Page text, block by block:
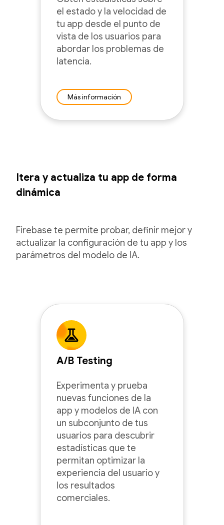
el estado y la velocidad de
tu app desde el punto de
vista de los usuarios para
abordar los problemas de
latencia.
Más información
Itera y actualiza tu app de forma
dinámica
Firebase te permite probar, definir mejor y
actualizar la configuración de tu app y los
parámetros del modelo de IA.
A/B Testing
Experimenta y prueba
nuevas funciones de la
app y modelos de IA con
un subconjunto de tus
usuarios para descubrir
estadísticas que te
permitan optimizar la
experiencia del usuario y
los resultados
comerciales.